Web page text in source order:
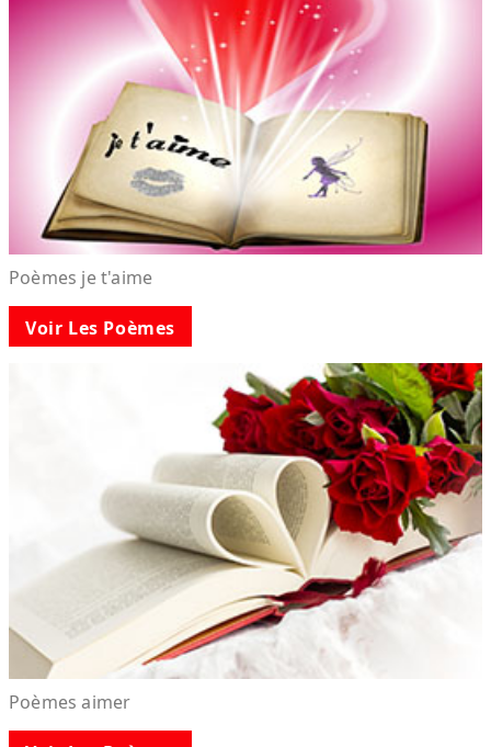
Poèmes je t'aime
Voir Les Poèmes
Poèmes aimer